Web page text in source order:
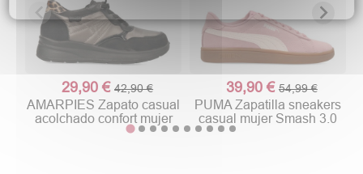
29,90 €42,90 €
AMARPIES Zapato casual
acolchado confort mujer
39,90 € 54,99 €
PUMA Zapatilla sneakers
casual mujer Smash 3.0